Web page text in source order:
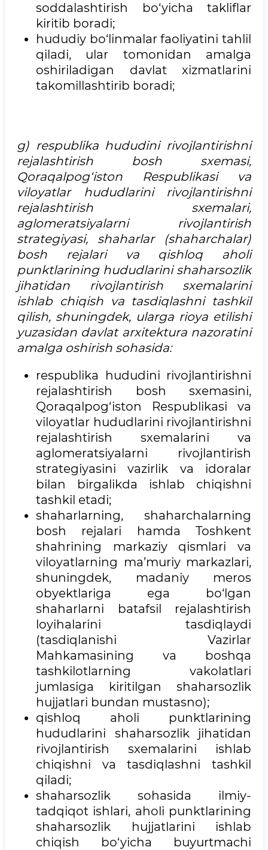
soddalashtirish bo‘yicha takliflar
kiritib boradi;
hududiy bo‘linmalar faoliyatini tahlil
qiladi, ular tomonidan amalga
oshiriladigan davlat xizmatlarini
takomillashtirib boradi;
g) respublika hududini rivojlantirishni
rejalashtirish bosh sxemasi,
Qoraqalpog‘iston Respublikasi va
viloyatlar hududlarini rivojlantirishni
rejalashtirish sxemalari,
aglomeratsiyalarni rivojlantirish
strategiyasi, shaharlar (shaharchalar)
bosh rejalari va qishloq aholi
punktlarining hududlarini shaharsozlik
jihatidan rivojlantirish sxemalarini
ishlab chiqish va tasdiqlashni tashkil
qilish, shuningdek, ularga rioya etilishi
yuzasidan davlat arxitektura nazoratini
amalga oshirish sohasida:
respublika hududini rivojlantirishni
rejalashtirish bosh sxemasini,
Qoraqalpog‘iston Respublikasi va
viloyatlar hududlarini rivojlantirishni
rejalashtirish sxemalarini va
aglomeratsiyalarni rivojlantirish
strategiyasini vazirlik va idoralar
bilan birgalikda ishlab chiqishni
tashkil etadi;
shaharlarning, shaharchalarning
bosh rejalari hamda Toshkent
shahrining markaziy qismlari va
viloyatlarning ma’muriy markazlari,
shuningdek, madaniy meros
obyektlariga ega bo‘lgan
shaharlarni batafsil rejalashtirish
loyihalarini tasdiqlaydi
(tasdiqlanishi Vazirlar
Mahkamasining va boshqa
tashkilotlarning vakolatlari
jumlasiga kiritilgan shaharsozlik
hujjatlari bundan mustasno);
qishloq aholi punktlarining
hududlarini shaharsozlik jihatidan
rivojlantirish sxemalarini ishlab
chiqishni va tasdiqlashni tashkil
qiladi;
shaharsozlik sohasida ilmiy-
tadqiqot ishlari, aholi punktlarining
shaharsozlik hujjatlarini ishlab
chiqish bo‘yicha buyurtmachi